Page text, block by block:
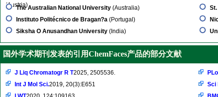
(Austria)The Australian National University (Australia)
Instituto Politécnico de Bragan?a (Portugal)
Siksha O Anusandhan University (India)
国外学术期刊发表的引用ChemFaces产品的部分文献
J Liq Chromatogr R T2025, 2505536.
Int J Mol Sci.2019, 20(3):E651
Sci